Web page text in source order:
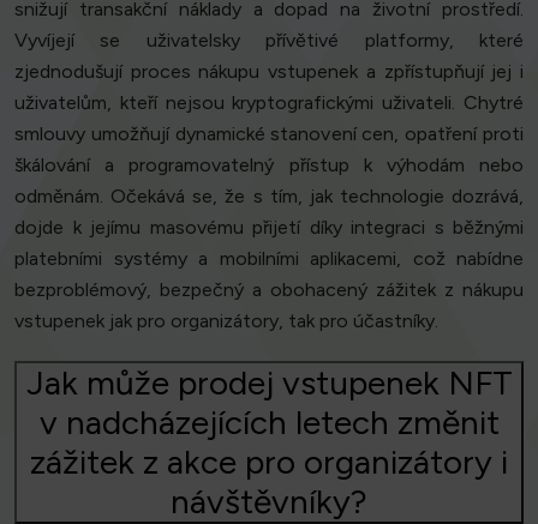
snižují transakční náklady a dopad na životní prostředí.
Vyvíjejí se uživatelsky přívětivé platformy, které
zjednodušují proces nákupu vstupenek a zpřístupňují jej i
uživatelům, kteří nejsou kryptografickými uživateli. Chytré
smlouvy umožňují dynamické stanovení cen, opatření proti
škálování a programovatelný přístup k výhodám nebo
odměnám. Očekává se, že s tím, jak technologie dozrává,
dojde k jejímu masovému přijetí díky integraci s běžnými
platebními systémy a mobilními aplikacemi, což nabídne
bezproblémový, bezpečný a obohacený zážitek z nákupu
vstupenek jak pro organizátory, tak pro účastníky.
Jak může prodej vstupenek NFT
v nadcházejících letech změnit
zážitek z akce pro organizátory i
návštěvníky?